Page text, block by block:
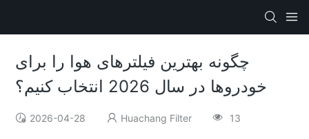
چگونه بهترین فیلترهای هوا را برای
خودروها در سال 2026 انتخاب کنیم؟
2026-04-28 Huachang Filter 13